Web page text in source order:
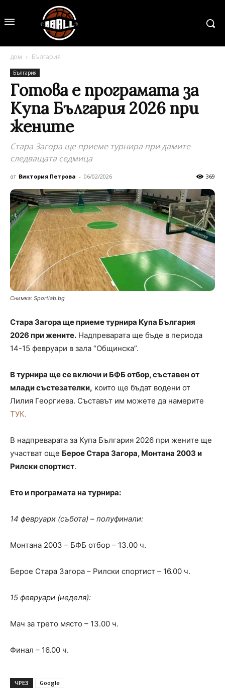
дом България
България
Готова е програмата за
Kупа България 2026 при
жените
Стара Загора ще приеме турнира при дамите
следващата седмица
от Виктория Петрова - 06/02/2026 369
Снимка: Sportlab.bg
Стара Загора ще приеме турнира Купа България
2026 при жените. Надпреварата ще бъде в периода
14-15 февруари в зала “Общинска”.
В турнира ще се включи и БФБ отбор, съставен от
млади състезателки, които ще бъдат водени от
Лилия Георгиева. Съставът им можете да намерите
ТУК.
В надпреварата за Купа България 2026 при жените ще
участват още Берое Стара Загора, Монтана 2003 и
Рилски спортист.
Ето и програмата на турнира:
14 февруари (събота) – полуфинали:
Монтана 2003 – БФБ отбор – 13.00 ч.
Берое Стара Загора – Рилски спортист – 16.00 ч.
15 февруари (неделя):
Мач за трето място – 13.00 ч.
Финал – 16.00 ч.
ЧРЕЗ
Google